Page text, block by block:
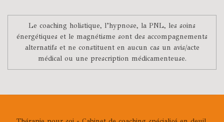
Le coaching holistique, l’hypnose, la PNL, les soins
énergétiques et le magnétisme sont des accompagnements
alternatifs et ne constituent en aucun cas un avis/acte
médical ou une prescription médicamenteuse.